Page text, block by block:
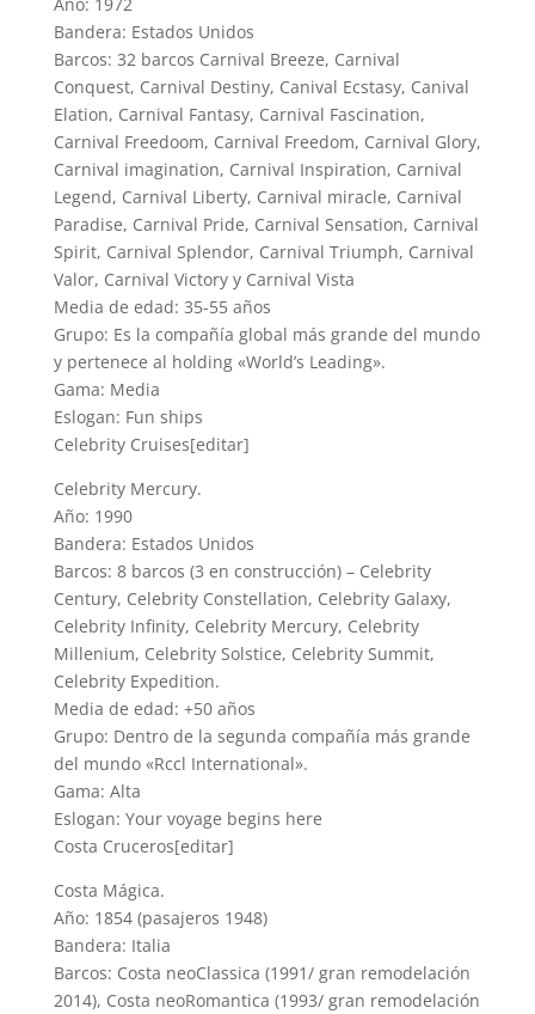
Bandera: Estados Unidos
Barcos: 32 barcos Carnival Breeze, Carnival
Conquest, Carnival Destiny, Canival Ecstasy, Canival
Elation, Carnival Fantasy, Carnival Fascination,
Carnival Freedoom, Carnival Freedom, Carnival Glory,
Carnival imagination, Carnival Inspiration, Carnival
Legend, Carnival Liberty, Carnival miracle, Carnival
Paradise, Carnival Pride, Carnival Sensation, Carnival
Spirit, Carnival Splendor, Carnival Triumph, Carnival
Valor, Carnival Victory y Carnival Vista
Media de edad: 35-55 años
Grupo: Es la compañía global más grande del mundo
y pertenece al holding «World’s Leading».
Gama: Media
Eslogan: Fun ships
Celebrity Cruises[editar]
Celebrity Mercury.
Año: 1990
Bandera: Estados Unidos
Barcos: 8 barcos (3 en construcción) – Celebrity
Century, Celebrity Constellation, Celebrity Galaxy,
Celebrity Infinity, Celebrity Mercury, Celebrity
Millenium, Celebrity Solstice, Celebrity Summit,
Celebrity Expedition.
Media de edad: +50 años
Grupo: Dentro de la segunda compañía más grande
del mundo «Rccl International».
Gama: Alta
Eslogan: Your voyage begins here
Costa Cruceros[editar]
Costa Mágica.
Año: 1854 (pasajeros 1948)
Bandera: Italia
Barcos: Costa neoClassica (1991/ gran remodelación
2014), Costa neoRomantica (1993/ gran remodelación